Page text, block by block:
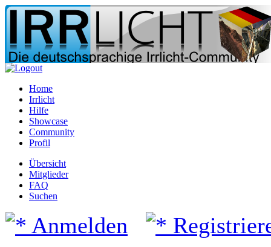
Home
Irrlicht
Hilfe
Showcase
Community
Profil
Übersicht
Mitglieder
FAQ
Suchen
Anmelden